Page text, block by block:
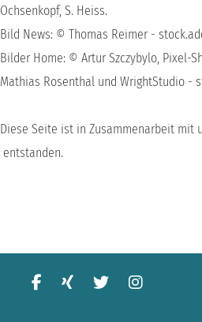
Ochsenkopf, S. Heiss.
Bild News: © Thomas Reimer -
Bilder Home: © Artur Szczybylo, Pixel-
Mathias Rosenthal und WrightStudio -
Diese Seite ist in Zusammenarbeit mit
entstanden.